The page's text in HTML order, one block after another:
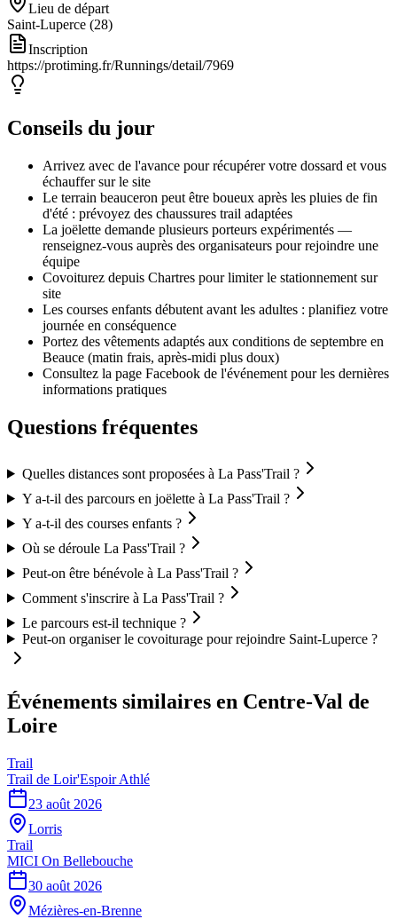
Lieu de départ
Saint-Luperce (28)
Inscription
https://protiming.fr/Runnings/detail/7969
Conseils du jour
Arrivez avec de l'avance pour récupérer votre dossard et vous
échauffer sur le site
Le terrain beauceron peut être boueux après les pluies de fin
d'été : prévoyez des chaussures trail adaptées
La joëlette demande plusieurs porteurs expérimentés —
renseignez-vous auprès des organisateurs pour rejoindre une
équipe
Covoiturez depuis Chartres pour limiter le stationnement sur
site
Les courses enfants débutent avant les adultes : planifiez votre
journée en conséquence
Portez des vêtements adaptés aux conditions de septembre en
Beauce (matin frais, après-midi plus doux)
Consultez la page Facebook de l'événement pour les dernières
informations pratiques
Questions fréquentes
Quelles distances sont proposées à La Pass'Trail ?
Y a-t-il des parcours en joëlette à La Pass'Trail ?
Y a-t-il des courses enfants ?
Où se déroule La Pass'Trail ?
Peut-on être bénévole à La Pass'Trail ?
Comment s'inscrire à La Pass'Trail ?
Le parcours est-il technique ?
Peut-on organiser le covoiturage pour rejoindre Saint-Luperce ?
Événements similaires en Centre-Val de
Loire
Trail
Trail de Loir'Espoir Athlé
23 août 2026
Lorris
Trail
MICI On Bellebouche
30 août 2026
Mézières-en-Brenne